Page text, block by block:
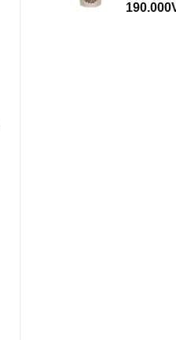
190.000